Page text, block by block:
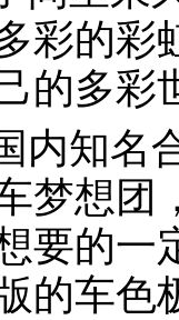
彩的彩
的多彩
内知
梦想
的一
的车